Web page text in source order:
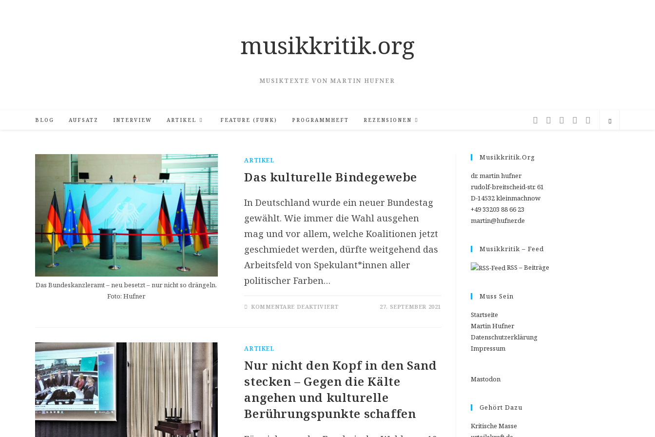
musikkritik.org
MUSIKTEXTE VON MARTIN HUFNER
BLOG AUFSATZ INTERVIEW ARTIKEL FEATURE (FUNK) PROGRAMMHEFT REZENSIONEN
Das Bundeskanzleramt – neu besetzt – nur nicht so drängeln.
Foto: Hufner
ARTIKEL
Das kulturelle Bindegewebe
In Deutschland wurde ein neuer Bundestag
gewählt. Wie immer die Wahl ausgehen
mag und vor allem, welche Koalitionen jetzt
geschmiedet werden, dürfte weitgehend das
Arbeitsfeld von Spekulant*innen aller
politischer Farben…
KOMMENTARE DEAKTIVIERTFÜR 27. SEPTEMBER 2021
ARTIKEL
Nur nicht den Kopf in den Sand
stecken – Gegen die Kälte
angehen und kulturelle
Berührungspunkte schaffen
Musikkritik.org
dr. martin hufner
rudolf-breitscheid-str. 61
D-14532 kleinmachnow
+49 33203 88 66 23
martin@hufner.de
Musikkritik – Feed
RSS – Beiträge
Muss Sein
Startseite
Martin Hufner
Datenschutzerklärung
Impressum
Mastodon
Gehört Dazu
Kritische Masse